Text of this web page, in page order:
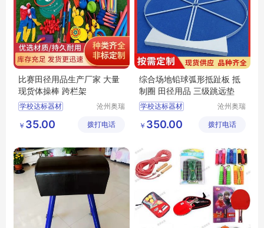
比赛田径用品生产厂家 大量
现货体操棒 跨栏架
学校达标器材
体操用品
中小学比赛用品
沧州奥瑞
制造有限
￥ 35.00 拨打电话
综合场地铅球弧形抵趾板 抵
制圈 田径用品 三级跳远垫
学校达标器材
体操用品
中小学比赛用品
沧州奥瑞
制造有限
￥ 350.00 拨打电话